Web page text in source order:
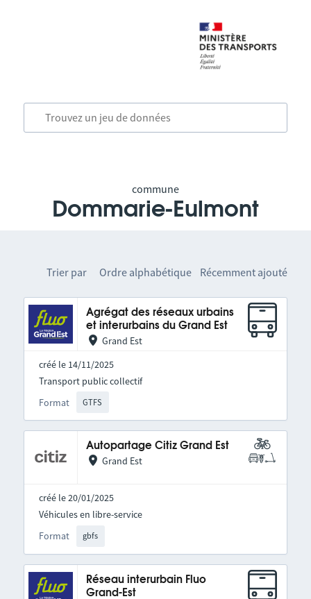
commune
Dommarie-Eulmont
Trier par Ordre alphabétique Récemment ajouté
Agrégat des réseaux urbains
et interurbains du Grand Est
Grand Est
créé le 14/11/2025
Format GTFS
Transport public collectif
Autopartage Citiz Grand Est
Grand Est
créé le 20/01/2025
Format gbfs
Véhicules en libre-service
Réseau interurbain Fluo
Grand-Est